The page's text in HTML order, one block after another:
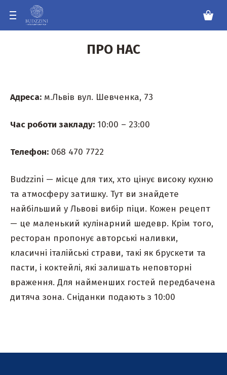
ПРО НАС
Адреса: м.Львів вул. Шевченка, 73
Час роботи закладу: 10:00 – 23:00
Телефон: 068 470 7722
Budzzini — місце для тих, хто цінує високу кухню
та атмосферу затишку. Тут ви знайдете
найбільший у Львові вибір піци. Кожен рецепт
— це маленький кулінарний шедевр. Крім того,
ресторан пропонує авторські наливки,
класичні італійські страви, такі як брускети та
пасти, і коктейлі, які залишать неповторні
враження. Для найменших гостей передбачена
дитяча зона. Сніданки подають з 10:00